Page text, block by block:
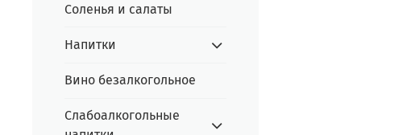
Соленья и салаты
Напитки
Вино безалкогольное
Слабоалкогольные